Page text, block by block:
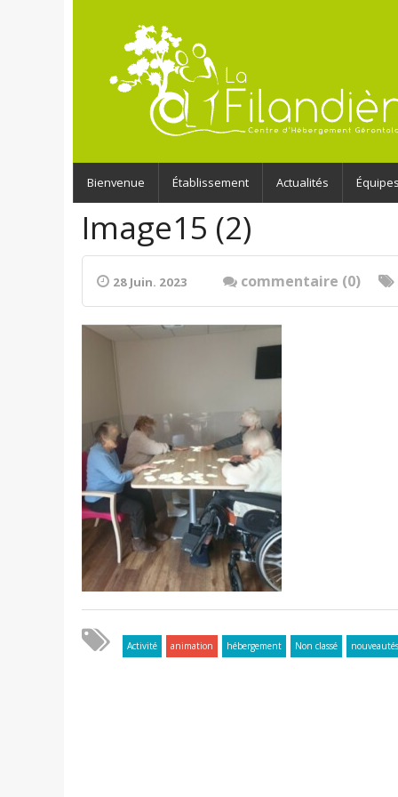
Bienvenue Établissement Actualités Équipes
Image15 (2)
28 Juin. 2023 commentaire (0)
Activité animation hébergement Non classé nouveautés